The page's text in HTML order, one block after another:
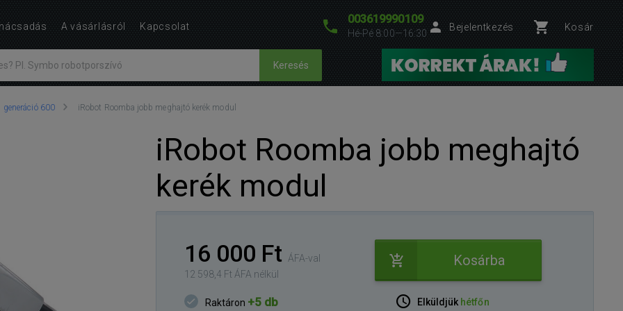
003619990109
Hé-Pé 8:00—16:30
Bejelentkezés Kosár
Keresés
generáció 600 iRobot Roomba jobb meghajtó kerék modul
iRobot Roomba jobb meghajtó
kerék modul
16 000 FtÁFA-val
12 598,4 Ft ÁFA nélkül
Kosárba
Raktáron +5 db Elküldjük hétfőn
A vásárlásról Kapcsolat